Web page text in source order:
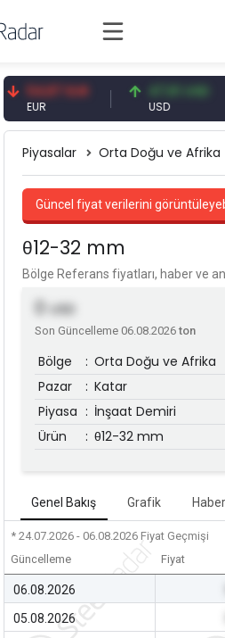
EUR 47,61 USD
USD
Piyasalar Orta Doğu ve Afrika
Güncel fiyat verilerini
θ12-32 mm
Bölge Referans fiyatları, haber ve
0 USD
Son Güncelleme 06.08.2026ton
Bölge : Orta Doğu ve Afrika
Pazar
: Katar
Piyasa : İnşaat Demiri
Ürün
: θ12-32 mm
Genel Bakış Grafik
* 24.07.2026 - 06.08.2026 Fiyat Geçmişi
Güncelleme
Fiyat
06.08.2026
05.08.2026